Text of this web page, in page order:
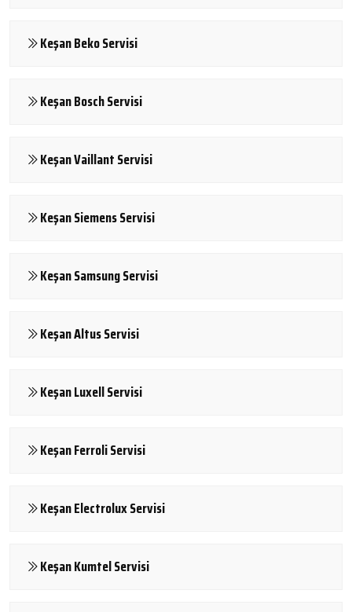
Keşan Beko Servisi
Keşan Bosch Servisi
Keşan Vaillant Servisi
Keşan Siemens Servisi
Keşan Samsung Servisi
Keşan Altus Servisi
Keşan Luxell Servisi
Keşan Ferroli Servisi
Keşan Electrolux Servisi
Keşan Kumtel Servisi